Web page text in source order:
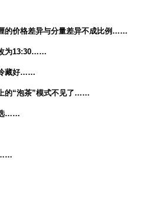
的价格差异与分量差异不成比例……
为13:30……
藏好……
的“泡茶”模式不见了……
选……
……